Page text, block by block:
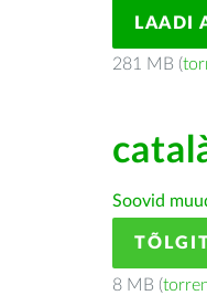
LAADI
281 MB (
Soovid
8 MB (